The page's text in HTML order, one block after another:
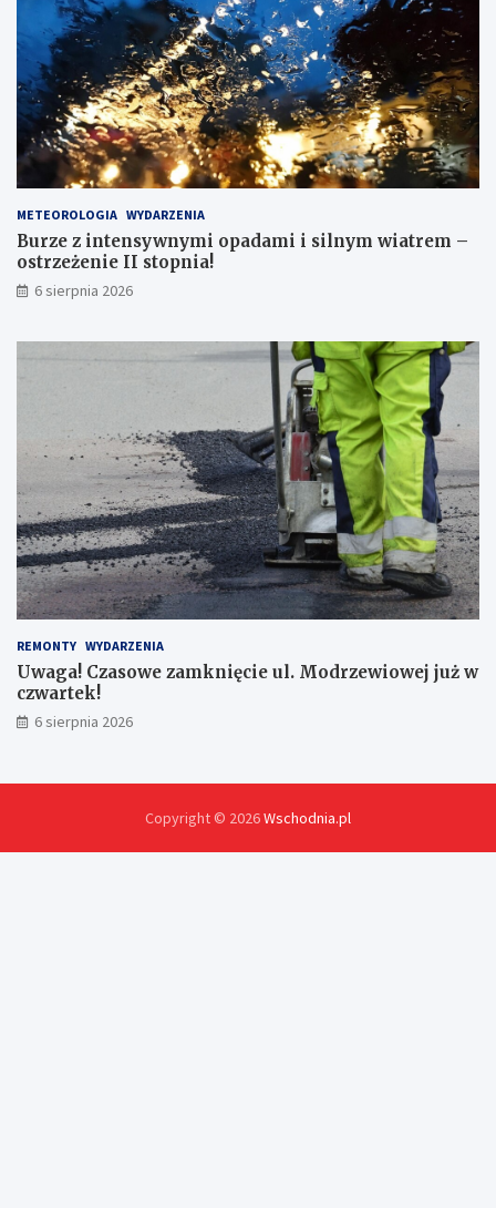
t
e
n
e
m
r
z
e
j
d
e
z
y
c
h
!
METEOROLOGIA WYDARZENIA
Burze z intensywnymi opadami i silnym wiatrem –
ostrzeżenie II stopnia!
6 sierpnia 2026
REMONTY WYDARZENIA
Uwaga! Czasowe zamknięcie ul. Modrzewiowej już w
czwartek!
6 sierpnia 2026
Copyright © 2026Wschodnia.pl